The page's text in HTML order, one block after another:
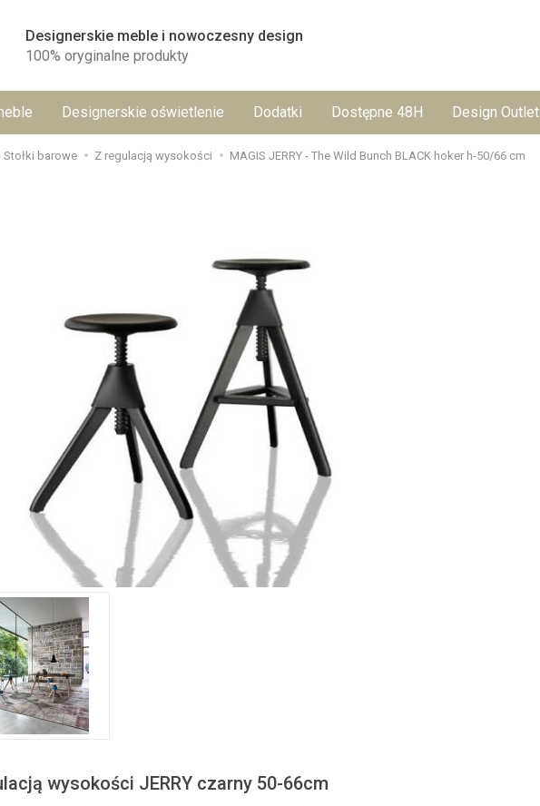
Designerskie meble i nowoczesny design
100% oryginalne produkty
Designerskie oświetlenie Dodatki Dostępne 48H Design Outlet
Stołki barowe Z regulacją wysokości MAGIS JERRY - The Wild Bunch BLACK hoker h-50/66 cm
wysokości JERRY czarny 50-66cm